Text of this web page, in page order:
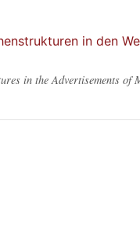
in den
in the Advertisements of